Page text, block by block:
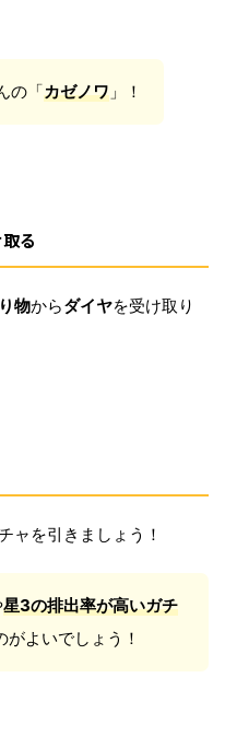
の「カゼノワ 」！
る
物からダイヤを受け取り
ャを引きましょう！
星3の排出率が高いガチ
がよいでしょう！